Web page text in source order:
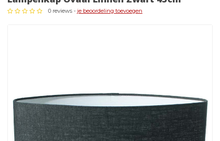
0 reviews - je beoordeling toevoegen